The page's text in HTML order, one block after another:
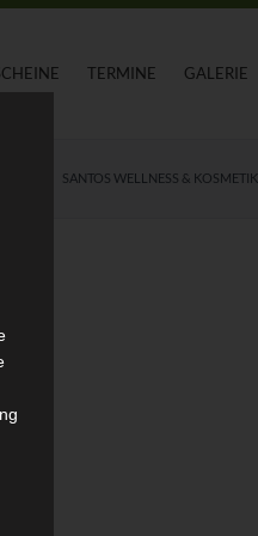
TERMINE GALERIE
SANTOS WELLNESS & KOSMETIK